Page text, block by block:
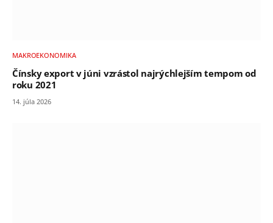
MAKROEKONOMIKA
Čínsky export v júni vzrástol najrýchlejším tempom od
roku 2021
14. júla 2026